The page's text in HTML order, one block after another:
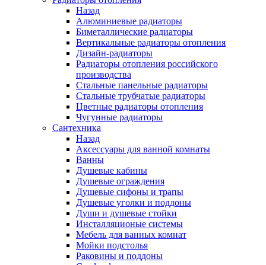
Назад
Алюминиевые радиаторы
Биметаллические радиаторы
Вертикальные радиаторы отопления
Дизайн-радиаторы
Радиаторы отопления российского
производства
Стальные панельные радиаторы
Стальные трубчатые радиаторы
Цветные радиаторы отопления
Чугунные радиаторы
Сантехника
Назад
Аксессуары для ванной комнаты
Ванны
Душевые кабины
Душевые ограждения
Душевые сифоны и трапы
Душевые уголки и поддоны
Души и душевые стойки
Инсталляционые системы
Мебель для ванных комнат
Мойки подстолья
Раковины и поддоны